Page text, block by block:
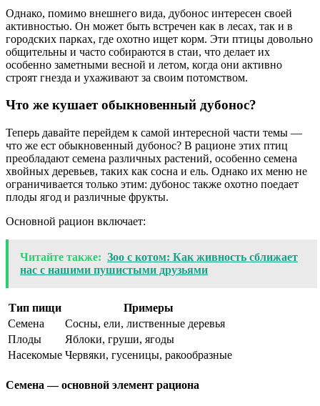
Однако, помимо внешнего вида, дубонос интересен своей
активностью. Он может быть встречен как в лесах, так и в
городских парках, где охотно ищет корм. Эти птицы довольно
общительны и часто собираются в стаи, что делает их
особенно заметными весной и летом, когда они активно
строят гнезда и ухаживают за своим потомством.
Что же кушает обыкновенный дубонос?
Теперь давайте перейдем к самой интересной части темы —
что же ест обыкновенный дубонос? В рационе этих птиц
преобладают семена различных растений, особенно семена
хвойных деревьев, таких как сосна и ель. Однако их меню не
ограничивается только этим: дубонос также охотно поедает
плоды ягод и различные фрукты.
Основной рацион включает:
Читайте также: Зоо с котом: Как живность сближает
нас с нашими пушистыми друзьями
Тип пищи
Примеры
Семена
Сосны, ели, лиственные деревья
Плоды
Яблоки, груши, ягоды
Насекомые Червяки, гусеницы, ракообразные
Семена — основной элемент рациона